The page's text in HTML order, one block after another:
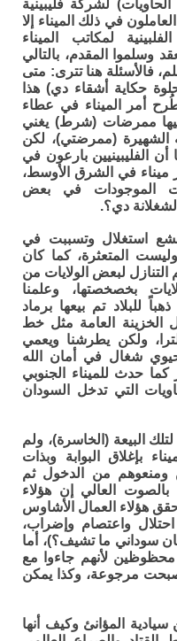
الحاويات) لشركة فليبينية
في ذلك الميناء إلا
لمكاتب الميناء
وسلموا المقدم، بالتالي
فالأسئلة هنا تترى: متى
حكاية أشقاء دي) هذا
أمر الميناء في عطاء
فيها ممرضات (شرط) يغني
الشهيرة (ممرضتي)، لكن
الفليبينيين بارعون في
ميناء في الشرق الأوسط،
الموجودات في بعض
دي؟.
استغلال وتسببت في
المتعثرة، كما كان
التنازل لبعض الولايات من
بخصخصتها، وعلمنا
للبلاد تم بيعها برماد
الخزينة العامة مثل خط
ولكن يطرشنا ويعمي
شغال في أمان الله
حدث للميناء الجنوبي
التي تدخل السودان
البيعة (الخاسرة)، ولم
بإغلاق البوابة وبذات
ومنعوهم من الدخول ثم
بالصوت العالي إن هؤلاء
هؤلاء العمال الأشاوس
واعتصام وإضراب،
سوداني ما تشيف؟)، أما
محظوظين لأنهم جاءوا مع
مرجوعة، وكذا يمكن
المؤانئ وكيف أنها